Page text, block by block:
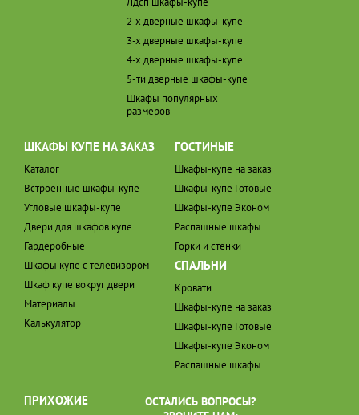
2-х дверные шкафы-купе
3-х дверные шкафы-купе
4-х дверные шкафы-купе
5-ти дверные шкафы-купе
Шкафы популярных
размеров
ШКАФЫ КУПЕ НА ЗАКАЗ
Каталог
Встроенные шкафы-купе
Угловые шкафы-купе
Двери для шкафов купе
Гардеробные
Шкафы купе с телевизором
Шкаф купе вокруг двери
Материалы
Калькулятор
ГОСТИНЫЕ
Шкафы-купе на заказ
Шкафы-купе Готовые
Шкафы-купе Эконом
Распашные шкафы
Горки и стенки
СПАЛЬНИ
Кровати
Шкафы-купе на заказ
Шкафы-купе Готовые
Шкафы-купе Эконом
Распашные шкафы
ПРИХОЖИЕ
ОСТАЛИСЬ ВОПРОСЫ?